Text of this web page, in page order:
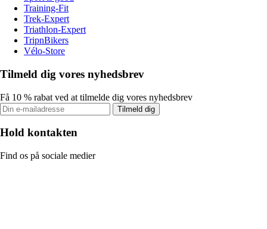
Training-Fit
Trek-Expert
Triathlon-Expert
TripnBikers
Vélo-Store
Tilmeld dig vores nyhedsbrev
Få 10 % rabat ved at tilmelde dig vores nyhedsbrev
Tilmeld dig
Hold kontakten
Find os på sociale medier